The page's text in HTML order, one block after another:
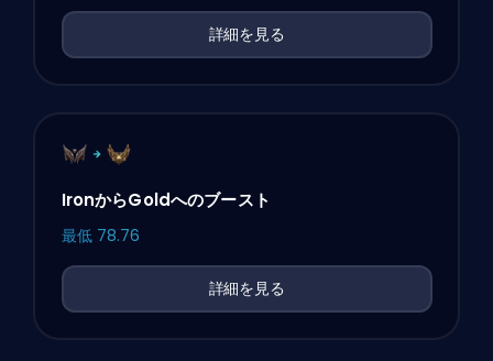
詳細を見る
IronからGoldへのブースト
最低 78.76
詳細を見る